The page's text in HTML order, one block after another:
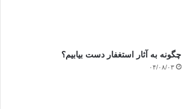
چگونه به آثار استغفار دست بیابیم؟
۰۴/۰۸/۰۳